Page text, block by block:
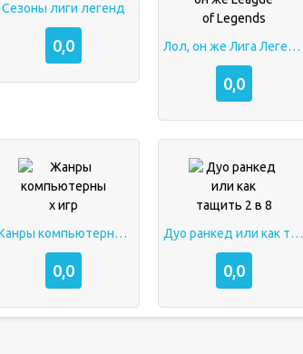
Сезоны лиги легенд
0,0 Лол, он же Лига Легенд, он же League of Legends
0,0
Жанры компьютерных игр
0,0
Дуо ранкед или как тащить 2 в 8
0,0